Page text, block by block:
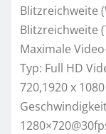
Blitzreichweite
Blitzreichweite
Maximale
Typ: Full HD
720,1920 x